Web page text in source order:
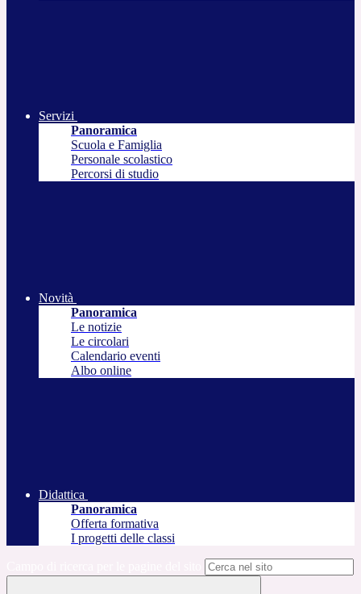
Servizi
Panoramica
Scuola e Famiglia
Personale scolastico
Percorsi di studio
Novità
Panoramica
Le notizie
Le circolari
Calendario eventi
Albo online
Didattica
Panoramica
Offerta formativa
I progetti delle classi